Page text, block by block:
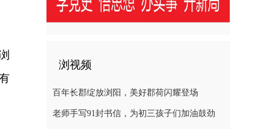
浏视频
百年长郡绽放浏阳，美好郡荷闪耀登场
老师手写91封书信，为初三孩子们加油鼓劲